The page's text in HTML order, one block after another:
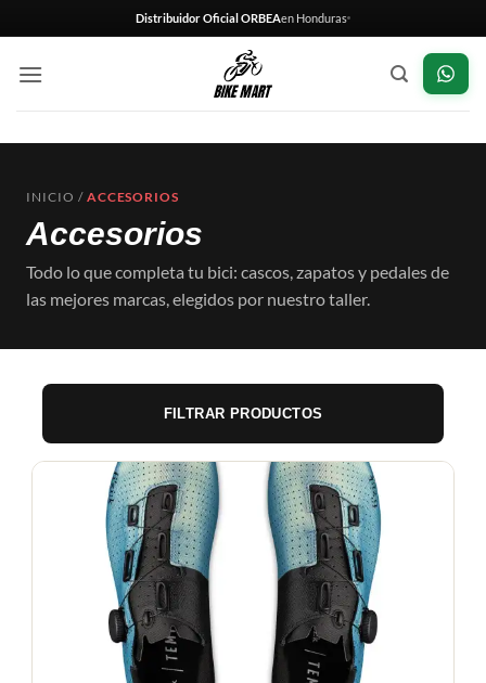
al
contenido
Distribuidor Oficial ORBEAen Honduras
INICIO / ACCESORIOS
Accesorios
Todo lo que completa tu bici: cascos, zapatos y pedales de
las mejores marcas, elegidos por nuestro taller.
FILTRAR PRODUCTOS